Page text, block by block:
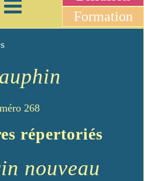
Formation
268
répertoriés
nouveau